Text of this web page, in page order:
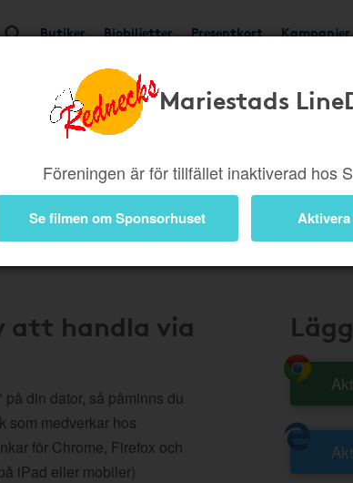
Butiker Biobiljetter Presentkort Kampanjer
Mariestads
Föreningen är för tillfället inaktiverad hos
Se filmen om Sponsorhuset
Handla Smart
att handla via
din dator, så påminns du
som medverkar hos
för Chrome, Firefox och
iPad eller mobiler)